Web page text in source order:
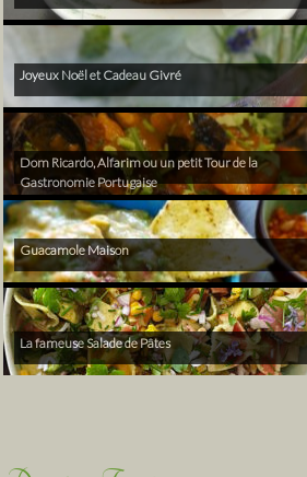
Joyeux Noël et Cadeau Givré
Dom Ricardo, Alfarim ou un petit Tour de la
Gastronomie Portugaise
Guacamole Maison
La fameuse Salade de Pâtes